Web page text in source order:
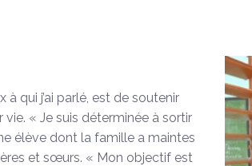
qui j’ai parlé, est de soutenir
« Je suis déterminée à sortir
élève dont la famille a maintes
et sœurs. « Mon objectif est